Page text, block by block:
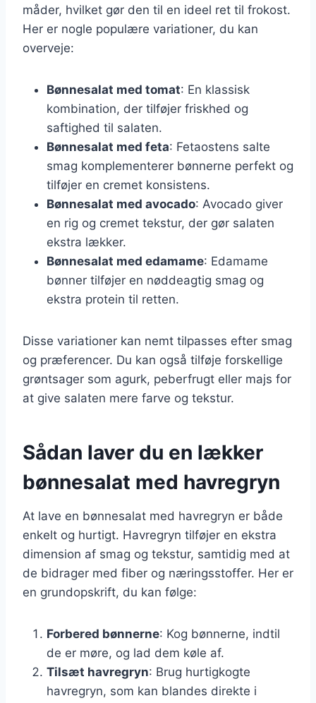
måder, hvilket gør den til en ideel ret til frokost.
Her er nogle populære variationer, du kan
overveje:
Bønnesalat med tomat: En klassisk
kombination, der tilføjer friskhed og
saftighed til salaten.
Bønnesalat med feta: Fetaostens salte
smag komplementerer bønnerne perfekt og
tilføjer en cremet konsistens.
Bønnesalat med avocado: Avocado giver
en rig og cremet tekstur, der gør salaten
ekstra lækker.
Bønnesalat med edamame: Edamame
bønner tilføjer en nøddeagtig smag og
ekstra protein til retten.
Disse variationer kan nemt tilpasses efter smag
og præferencer. Du kan også tilføje forskellige
grøntsager som agurk, peberfrugt eller majs for
at give salaten mere farve og tekstur.
Sådan laver du en lækker
bønnesalat med havregryn
At lave en bønnesalat med havregryn er både
enkelt og hurtigt. Havregryn tilføjer en ekstra
dimension af smag og tekstur, samtidig med at
de bidrager med fiber og næringsstoffer. Her er
en grundopskrift, du kan følge:
Forbered bønnerne: Kog bønnerne, indtil
de er møre, og lad dem køle af.
Tilsæt havregryn: Brug hurtigkogte
havregryn, som kan blandes direkte i